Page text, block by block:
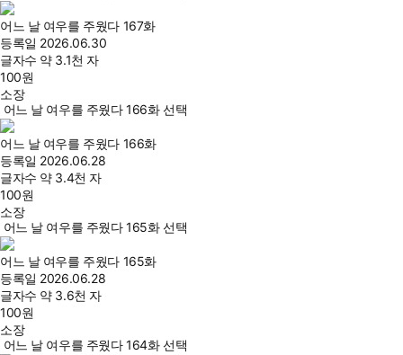
어느 날 여우를 주웠다 167화
등록일 2026.06.30
글자수 약 3.1천 자
100원
소장
어느 날 여우를 주웠다 166화 선택
어느 날 여우를 주웠다 166화
등록일 2026.06.28
글자수 약 3.4천 자
100원
소장
어느 날 여우를 주웠다 165화 선택
어느 날 여우를 주웠다 165화
등록일 2026.06.28
글자수 약 3.6천 자
100원
소장
어느 날 여우를 주웠다 164화 선택